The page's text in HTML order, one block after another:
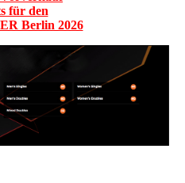
für den
Berlin 2026